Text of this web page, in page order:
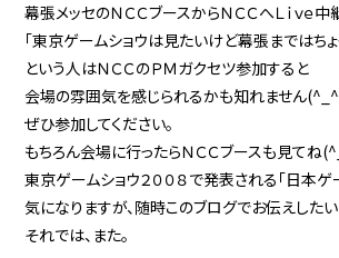
幕張メッセのＮＣＣブースからＮＣＣへＬｉｖｅ中
「東京ゲームショウは見たいけど幕張まではちょ
という人はＮＣＣのＰＭガクセツ参加すると
会場の雰囲気を感じられるかも知れません
ぜひ参加してください。
もちろん会場に行ったらＮＣＣブースも見て
東京ゲームショウ２００８で発表される「日本ゲ
気になりますが、随時このブログでお伝えしたい
それでは、また。